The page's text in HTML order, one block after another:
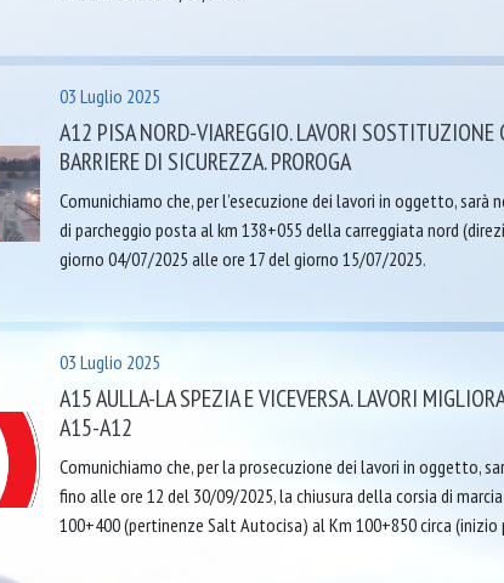
03 Luglio 2025
A12 PISA NORD-VIAREGGIO. LAVORI SOSTITUZIONE
BARRIERE DI SICUREZZA. PROROGA
Comunichiamo che, per l’esecuzione dei lavori in oggetto, sarà
di parcheggio posta al km 138+055 della carreggiata nord
giorno 04/07/2025 alle ore 17 del giorno 15/07/2025.
03 Luglio 2025
A15 AULLA-LA SPEZIA E VICEVERSA. LAVORI
A15-A12
Comunichiamo che, per la prosecuzione dei lavori in oggetto,
fino alle ore 12 del 30/09/2025, la chiusura della corsia di
100+400 (pertinenze Salt Autocisa) al Km 100+850 circa